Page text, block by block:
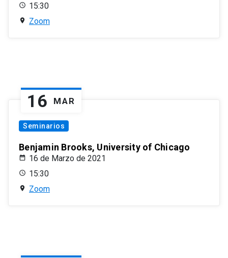
15:30
Zoom
16 MAR
Seminarios
Benjamin Brooks, University of Chicago
16 de Marzo de 2021
15:30
Zoom